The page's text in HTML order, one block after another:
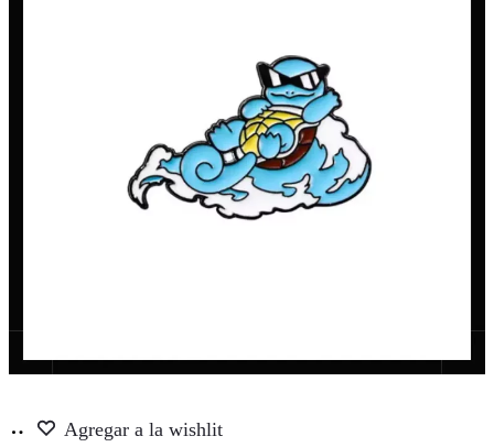
AñadirAgregar a la wishlit